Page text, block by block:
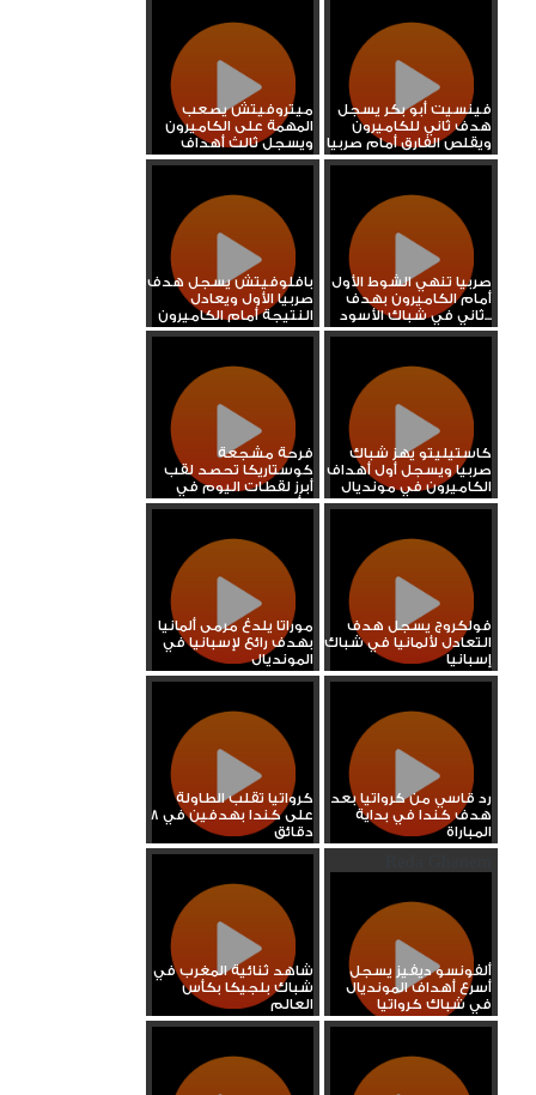
فينسيت أبو بكر يسجل
هدف ثاني للكاميرون
ويقلص الفارق أمام صربيا
ميتروفيتش يصعب
المهمة على الكاميرون
ويسجل ثالث أهداف
منتخب صربيا
صربيا تنهي الشوط الأول
أمام الكاميرون بهدف
ثاني في شباك الأسود...
بافلوفيتش يسجل هدف
صربيا الأول ويعادل
النتيجة أمام الكاميرون
كاستيليتو يهز شباك
صربيا ويسجل أول أهداف
الكاميرون في مونديال
قطر
فرحة مشجعة
كوستاريكا تحصد لقب
أبرز لقطات اليوم في
كأس العالم
فولكروج يسجل هدف
التعادل لألمانيا في شباك
إسبانيا
موراتا يلدغ مرمى ألمانيا
بهدف رائع لإسبانيا في
المونديال
رد قاسي من كرواتيا بعد
هدف كندا في بداية
المباراة
كرواتيا تقلب الطاولة
على كندا بهدفين في 8
دقائق
ألفونسو ديفيز يسجل
أسرع أهداف المونديال
في شباك كرواتيا
شاهد ثنائية المغرب في
شباك بلجيكا بكأس
العالم